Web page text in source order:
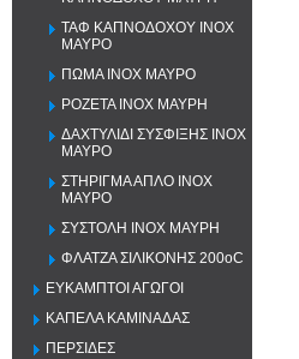
ΤΑΦ ΚΑΠΝΟΔΟΧΟΥ ΙΝΟΧ
ΜΑΥΡΟ
ΠΩΜΑ ΙΝΟΧ ΜΑΥΡΟ
ΡΟΖΕΤΑ ΙΝΟΧ ΜΑΥΡΗ
ΔΑΧΤΥΛΙΔΙ ΣΥΣΦΙΞΗΣ ΙΝΟΧ
ΜΑΥΡΟ
ΣΤΗΡΙΓΜΑ ΑΠΛΟ ΙΝΟΧ
ΜΑΥΡΟ
ΣΥΣΤΟΛΗ ΙΝΟΧ ΜΑΥΡΗ
ΦΛΑΤΖΑ ΣΙΛΙΚΟΝΗΣ 200oC
ΕΥΚΑΜΠΤΟΙ ΑΓΩΓΟΙ
ΚΑΠΕΛΑ ΚΑΜΙΝΑΔΑΣ
ΠΕΡΣΙΔΕΣ